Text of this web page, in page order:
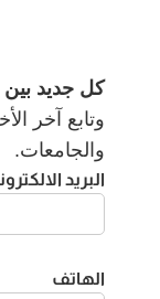
كل جديد بين
وتابع آخر
والجامعات.
البريد
الهاتف